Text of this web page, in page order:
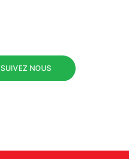
SUIVEZ NOUS